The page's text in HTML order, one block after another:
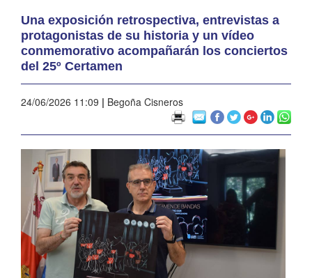
Una exposición retrospectiva, entrevistas a
protagonistas de su historia y un vídeo
conmemorativo acompañarán los conciertos
del 25º Certamen
24/06/2026 11:09 | Begoña Cisneros